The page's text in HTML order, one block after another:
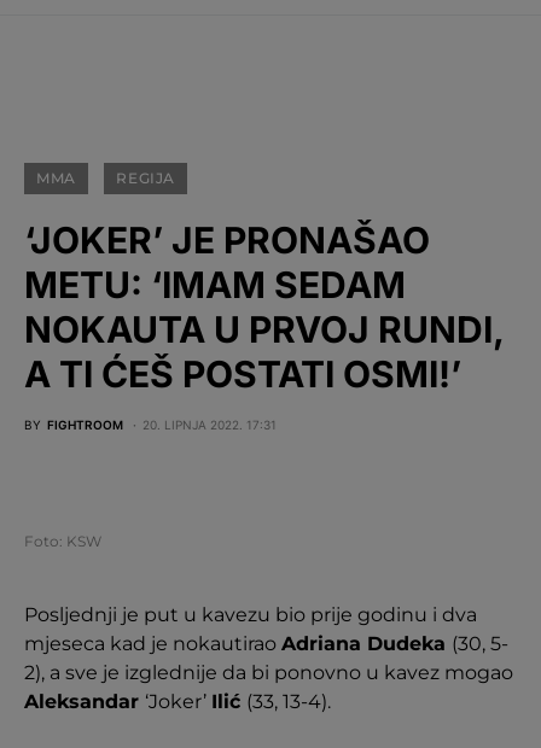
MMA REGIJA
‘JOKER’ JE PRONAŠAO
METU: ‘IMAM SEDAM
NOKAUTA U PRVOJ RUNDI,
A TI ĆEŠ POSTATI OSMI!’
BY FIGHTROOM 20. LIPNJA 2022. 17:31
Foto: KSW
Posljednji je put u kavezu bio prije godinu i dva
mjeseca kad je nokautirao Adriana Dudeka (30, 5-
2), a sve je izglednije da bi ponovno u kavez mogao
Aleksandar ‘Joker’ Ilić (33, 13-4).